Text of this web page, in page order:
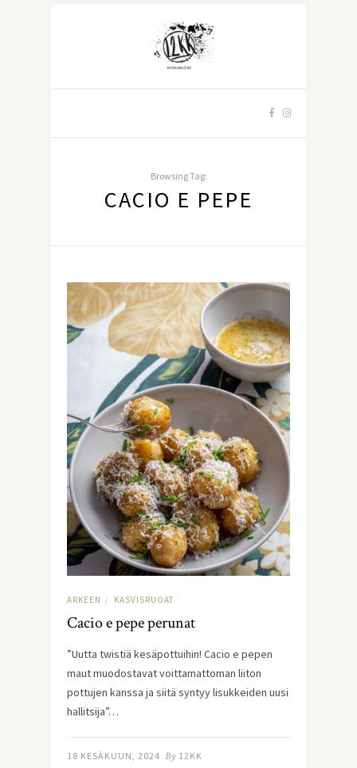
Browsing Tag:
CACIO E PEPE
ARKEEN / KASVISRUOAT
Cacio e pepe perunat
”Uutta twistiä kesäpottuihin! Cacio e pepen
maut muodostavat voittamattoman liiton
pottujen kanssa ja siitä syntyy lisukkeiden uusi
hallitsija”…
18 KESÄKUUN, 2024 By 12KK